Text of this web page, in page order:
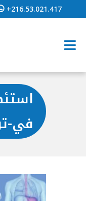
+216.53.021.417
في-